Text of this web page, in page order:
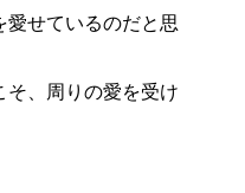
愛せているのだと思
そ、周りの愛を受け